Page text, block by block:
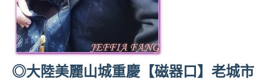
局
合
作
達
人
◎大陸美麗山城重慶【磁器口】老城市